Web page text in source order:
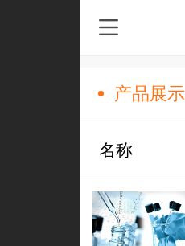
产品展示
名称